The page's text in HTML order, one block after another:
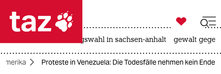
 taz zahl ich
taz zahl ich

taz zahl ich
landtagswahl in sachsen-anhalt gewalt
Amerika Proteste in Venezuela: Die Todesfälle nehmen kein Ende